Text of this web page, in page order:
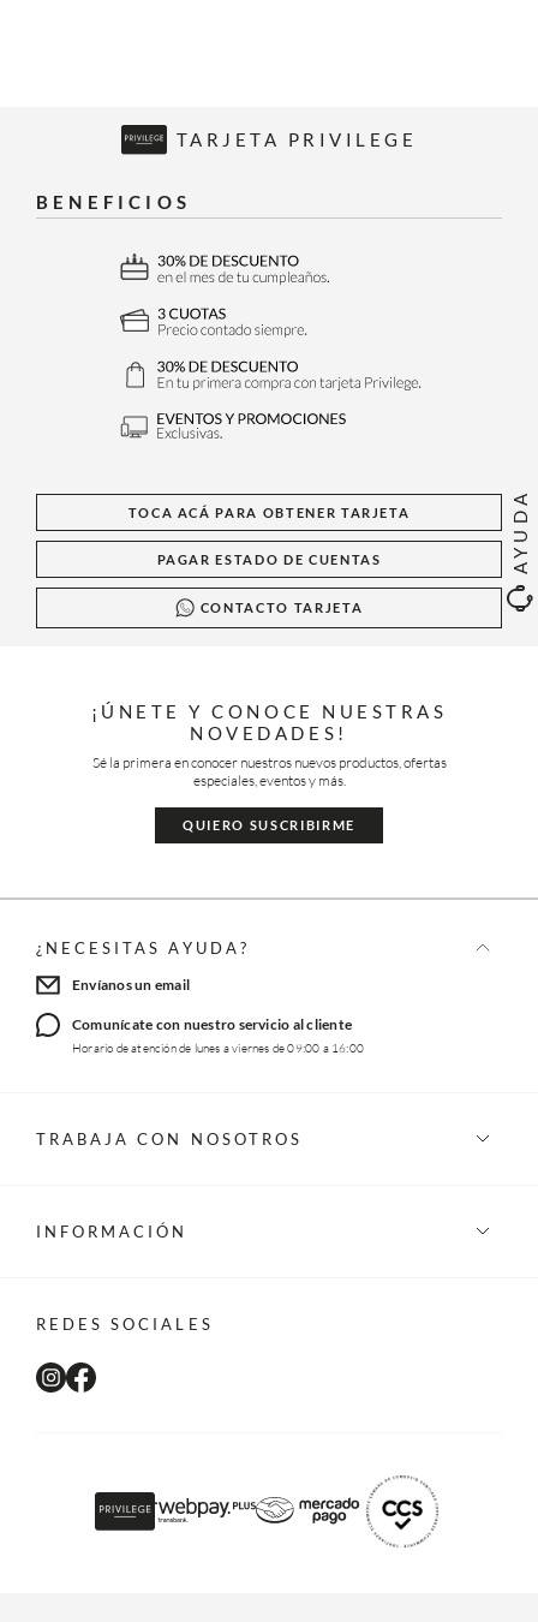
AYUDA
TARJETA PRIVILEGE
BENEFICIOS
TOCA ACÁ PARA OBTENER TARJETA
PAGAR ESTADO DE CUENTAS
CONTACTO TARJETA
¡ÚNETE Y CONOCE NUESTRAS
NOVEDADES!
Sé la primera en conocer nuestros nuevos productos, ofertas
especiales, eventos y más.
QUIERO SUSCRIBIRME
¿NECESITAS AYUDA?
Envíanos un email
Comunícate con nuestro servicio al cliente
Horario de atención de lunes a viernes de 09:00 a 16:00
TRABAJA CON NOSOTROS
INFORMACIÓN
REDES SOCIALES